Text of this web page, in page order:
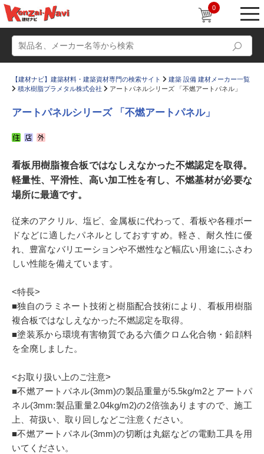
0
かたなび コラム
すまいリング
お気に入り
【建材ナビ】建築材料・建築資材専門の検索サイト
建築 設備 建材メーカー一覧
積水樹脂プラメタル株式会社
アートパネルシリーズ 「不燃アートパネル」
アートパネルシリーズ 「不燃アートパネル」
看板用樹脂複合板ではなしえなかった不燃認定を取得。
軽量性、平滑性、高い加工性を有し、不燃基材が必要な
場所に最適です。
従来のアクリル、塩ビ、金属板に代わって、看板や各種ボー
ドなどに適したパネルとしておすすめ。軽さ、耐久性に優
れ、豊富なバリエーションや不燃性など幅広い用途にふさわ
しい性能を備えています。
<特長>
■独自のラミネート技術と樹脂配合技術により、看板用樹脂
複合板ではなしえなかった不燃認定を取得。
■塗装系から環境有害物質である六価クロム化合物・鉛顔料
を全廃しました。
<お取り扱い上のご注意>
■不燃アートパネル(3mm)の製品重量が5.5kg/m2とアートパ
ネル(3mm:製品重量2.04kg/m2)の2倍強ありますので、施工
上、荷扱い、取り回しなどご注意ください。
■不燃アートパネル(3mm)の切断は丸鋸などの電動工具を用
いてください。